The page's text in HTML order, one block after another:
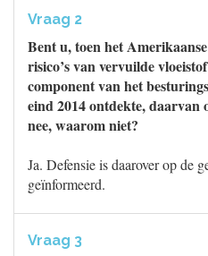
Vraag 2
Bent u, toen het
risico’s van vervuilde
component van het
eind 2014 ontdekte, daarvan
nee, waarom niet?
Ja. Defensie is daarover op de
geïnformeerd.
Vraag 3